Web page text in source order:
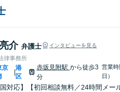
介 弁護士 インタビューを見る
律事務所
京
港
区
赤坂見附駅 から徒歩3
分
営業
日）
国対応】【初回相談無料／24時間メー